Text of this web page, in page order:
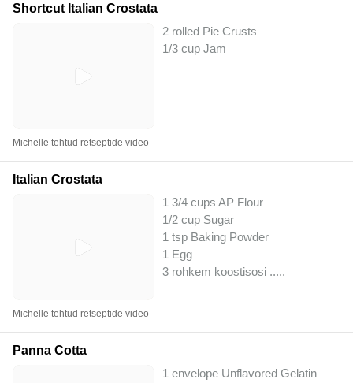
Shortcut Italian Crostata
2 rolled Pie Crusts
1/3 cup Jam
Michelle tehtud retseptide video
Italian Crostata
1 3/4 cups AP Flour
1/2 cup Sugar
1 tsp Baking Powder
1 Egg
3 rohkem koostisosi .....
Michelle tehtud retseptide video
Panna Cotta
1 envelope Unflavored Gelatin